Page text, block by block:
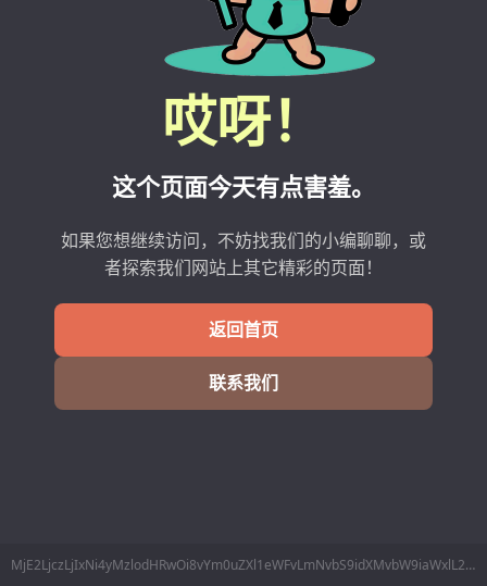
哎呀！
这个页面今天有点害羞。
如果您想继续访问，不妨找我们的小编聊聊，或
者探索我们网站上其它精彩的页面！
返回首页
联系我们
MjE2LjczLjIxNi4yMzlodHRwOi8vYm0uZXl1eWFvLmNvbS9idXMvbW9iaWxlL2xpbmVzTWluZm8ucGhwP2RhdGE9NjI56Lev